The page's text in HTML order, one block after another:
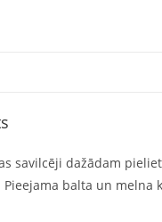
savilcēji dažādam
Pieejama balta un melna